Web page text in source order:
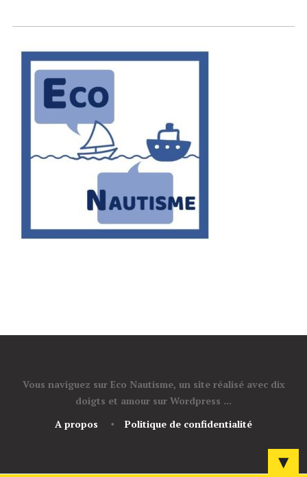
Vous naviguez sur Eco Nautisme, un site réalisé avec dix
doigts et amour sur Wordpress ...
A propos
Politique de confidentialité
▼